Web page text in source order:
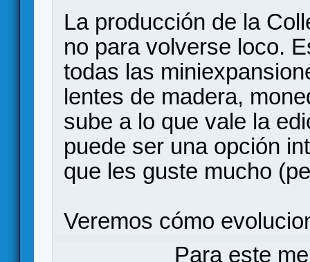
La producción de la
no para volverse loco.
todas las
lentes de madera,
sube a lo que vale la
puede ser una opción
que les guste mucho
Veremos cómo
Para este